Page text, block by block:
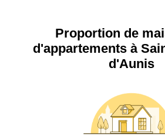
Proportion de
d'appartements à
d'Aunis